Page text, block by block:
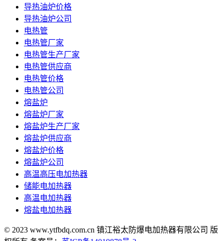
导热油炉价格
导热油炉公司
电热管
电热管厂家
电热管生产厂家
电热管供应商
电热管价格
电热管公司
熔盐炉
熔盐炉厂家
熔盐炉生产厂家
熔盐炉供应商
熔盐炉价格
熔盐炉公司
高温高压电加热器
储能电加热器
高温电加热器
熔盐电加热器
© 2023 www.ytfbdq.com.cn 镇江裕太防爆电加热器有限公司 版